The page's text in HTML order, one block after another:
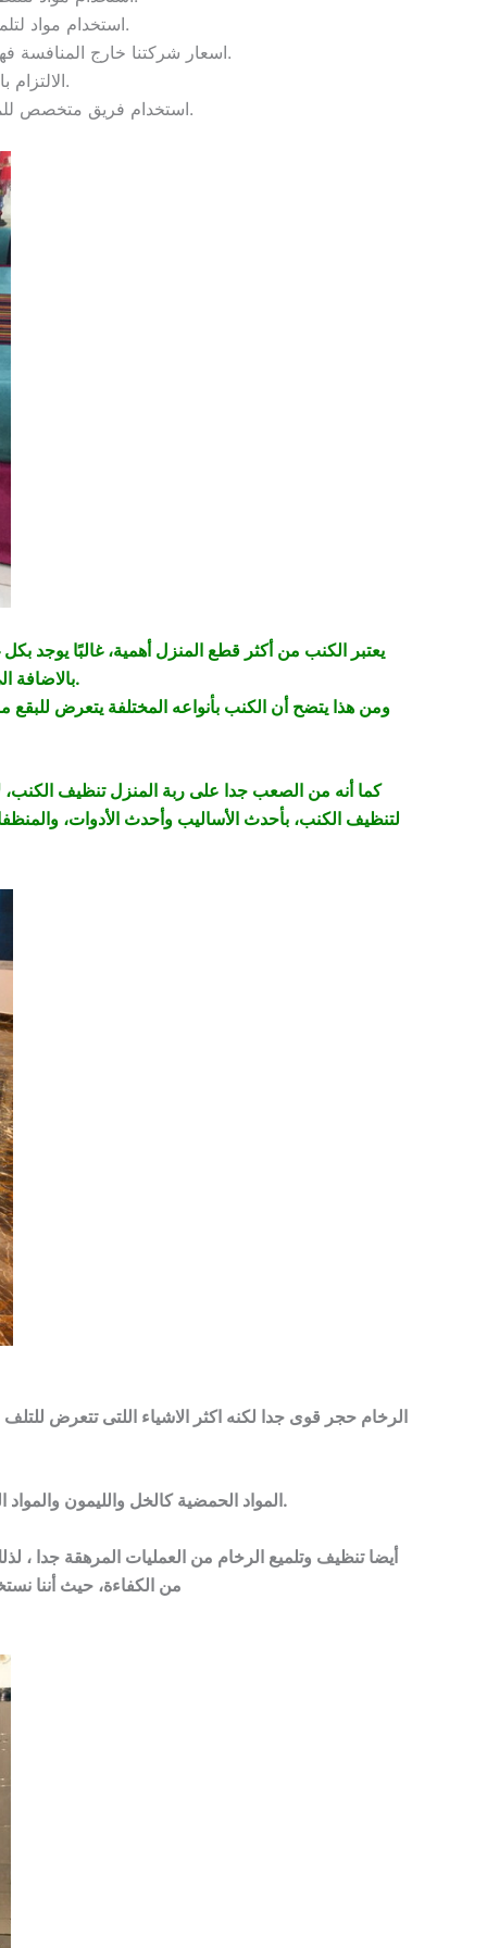
استخدام مواد لتلميع الأثاث والزجاج والأرضيات ومعطرات من أحسن الأنواع المتواجدة في الأسواق.
اسعار شركتنا خارج المنافسة فهي تقوم بتقديم الخدمات بأفضل الأسعار على مستوى شركات التنظيف وبنتائج فعالة مئة بالمئة.
الالتزام بالمواعيد مع سرعة الاستجابة للحجوزات وإتقان العمل ومصداقية التعامل.
استخدام فريق متخصص للمعاينة قبل تنفيذ الخدمة والاتفاق على الأسعار والتخطيط الكلي لخطوات واحتياجات العمل.
يعتبر الكنب من أكثر قطع المنزل أهمية، غالبًا يوجد
بالاضافة الى غرفة الأطفال حيث دائما ما توضع فيها كنبة صغيرة تستعمل لركن اللعب.
ومن هذا يتضح أن الكنب بأنواعه المختلفة يتعرض للبقع
كما أنه من الصعب جدا على ربة المنزل تنظيف الكنب،
لتنظيف الكنب، بأحدث الأساليب وأحدث الأدوات،
الرخام حجر قوى جدا لكنه اكثر الاشياء اللتى تتعرض
المواد الحمضية كالخل والليمون والمواد المنظفة القوية كالفلاش والهايبكس وغيرها تعمل على خدش الرخام وعمل حفر به، لذلك يحظر استخدامها.
أيضا تنظيف وتلميع الرخام من العمليات المرهقة جدا ،
من الكفاءة، حيث أننا